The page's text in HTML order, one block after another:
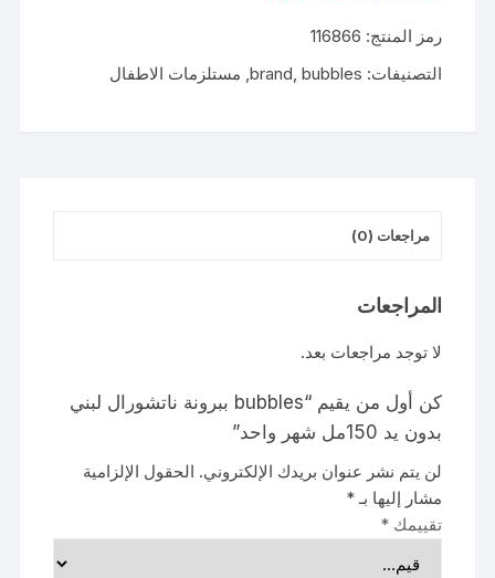
رمز المنتج: 116866
التصنيفات:
brand, bubbles
, مستلزمات الاطفال
مراجعات (0)
المراجعات
لا توجد مراجعات بعد.
كن أول من يقيم “bubbles ببرونة ناتشورال لبني
بدون يد 150مل شهر واحد”
لن يتم نشر عنوان بريدك الإلكتروني. الحقول الإلزامية
مشار إليها بـ*
تقييمك*